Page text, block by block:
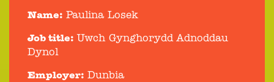
Name: Paulina Losek
Job title: Uwch Gynghorydd Adnoddau
Dynol
Employer: Dunbia